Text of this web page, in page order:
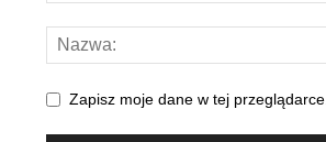
Zapisz moje dane w tej przeglądarce.